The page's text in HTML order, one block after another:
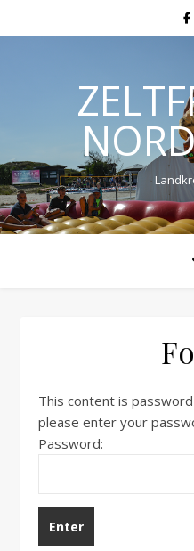
This content is
please enter your
Password: